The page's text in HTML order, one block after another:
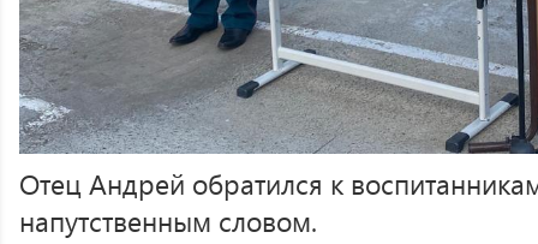
Отец Андрей обратился к
напутственным словом.